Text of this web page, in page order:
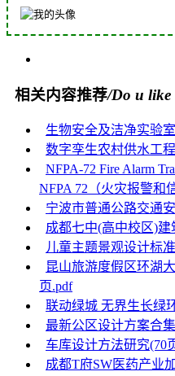
相关内容推荐/Do u like
生物安全及洁净实验
数字孪生农村供水工
NFPA-72 Fire Alarm
NFPA 72（火灾报警和
宁波市普通公路交通
成都七中(高中校区)
儿童主题景观设计标
昆山旅游度假区环湖
页.pdf
联动绿城 无界生长绿
最新公区设计方案合
车库设计方法研究(70
成都T府SW医药产业